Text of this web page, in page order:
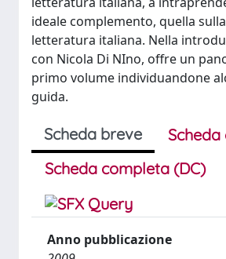
ideale complemento, quella
letteratura italiana. Nella
con Nicola Di NIno, offre un
primo volume individuandone
guida.
Scheda breve
Scheda completa (DC)
Anno pubblicazione